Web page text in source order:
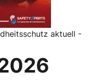
aktuell -